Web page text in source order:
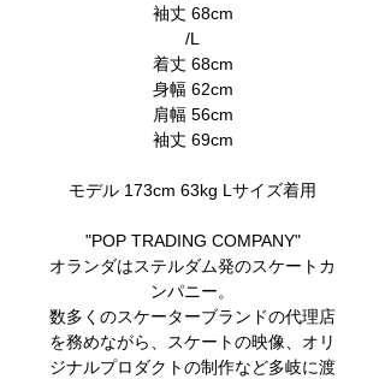
袖丈 68cm
/L
着丈 68cm
身幅 62cm
肩幅 56cm
袖丈 69cm
モデル 173cm 63kg Lサイズ着用
"POP TRADING COMPANY"
オランダはステルダム発のスケートカ
ンパニー。
数多くのスケーターブランドの代理店
を務めながら、スケートの映像、オリ
ジナルプロダクトの制作など多岐に渡